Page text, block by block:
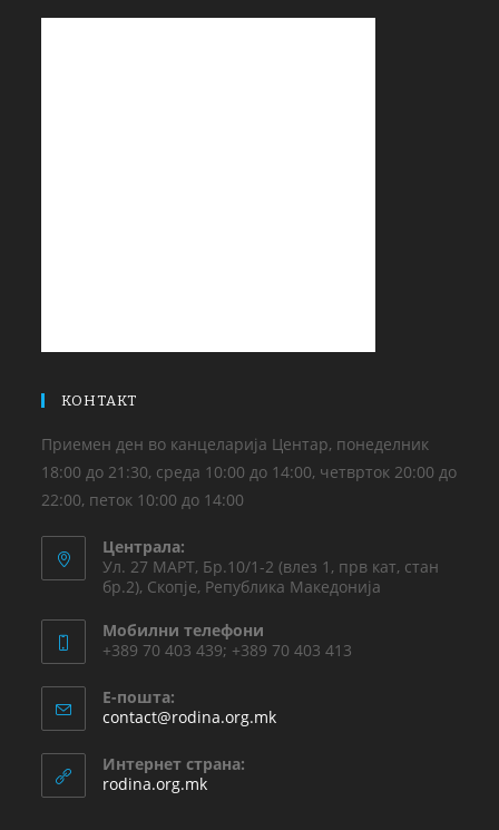
КОНТАКТ
Приемен ден во канцеларија Центар, понеделник
18:00 до 21:30, среда 10:00 до 14:00, четврток 20:00 до
22:00, петок 10:00 до 14:00
Централа:
Ул. 27 МАРТ, Бр.10/1-2 (влез 1, прв кат, стан
бр.2), Скопје, Република Македонија
Мобилни телефони
+389 70 403 439; +389 70 403 413
Е-пошта:
contact@rodina.org.mk
Интернет страна:
rodina.org.mk